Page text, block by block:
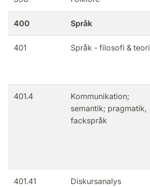
400 Språk
401 Språk - filosofi & teori
401.4
Kommunikation;
semantik; pragmatik,
fackspråk
401.41 Diskursanalys